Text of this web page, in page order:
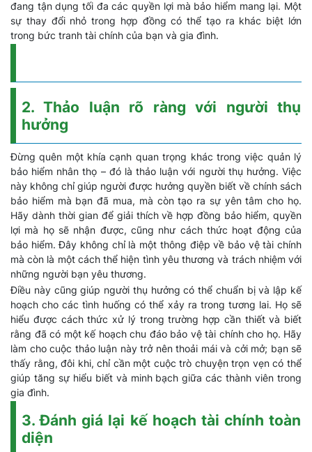
đang tận dụng tối đa các quyền lợi mà bảo hiểm mang lại. Một
sự thay đổi nhỏ trong hợp đồng có thể tạo ra khác biệt lớn
trong bức tranh tài chính của bạn và gia đình.
2. Thảo luận rõ ràng với người thụ
hưởng
Đừng quên một khía cạnh quan trọng khác trong việc quản lý
bảo hiểm nhân thọ – đó là thảo luận với người thụ hưởng. Việc
này không chỉ giúp người được hưởng quyền biết về chính sách
bảo hiểm mà bạn đã mua, mà còn tạo ra sự yên tâm cho họ.
Hãy dành thời gian để giải thích về hợp đồng bảo hiểm, quyền
lợi mà họ sẽ nhận được, cũng như cách thức hoạt động của
bảo hiểm. Đây không chỉ là một thông điệp về bảo vệ tài chính
mà còn là một cách thể hiện tình yêu thương và trách nhiệm với
những người bạn yêu thương.
Điều này cũng giúp người thụ hưởng có thể chuẩn bị và lập kế
hoạch cho các tình huống có thể xảy ra trong tương lai. Họ sẽ
hiểu được cách thức xử lý trong trường hợp cần thiết và biết
rằng đã có một kế hoạch chu đáo bảo vệ tài chính cho họ. Hãy
làm cho cuộc thảo luận này trở nên thoải mái và cởi mở; bạn sẽ
thấy rằng, đôi khi, chỉ cần một cuộc trò chuyện trọn vẹn có thể
giúp tăng sự hiểu biết và minh bạch giữa các thành viên trong
gia đình.
3. Đánh giá lại kế hoạch tài chính toàn
diện